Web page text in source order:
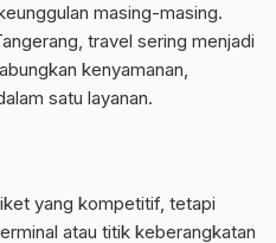
masing-masing.
travel sering menjadi
kenyamanan,
satu layanan.
yang kompetitif, tetapi
atau titik keberangkatan